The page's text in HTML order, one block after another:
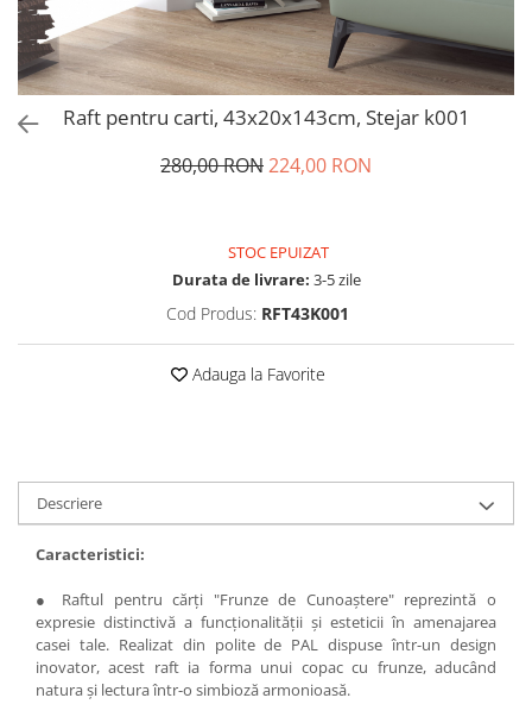
Raft pentru carti, 43x20x143cm, Stejar k001
280,00 RON224,00 RON
STOC EPUIZAT
Durata de livrare: 3-5 zile
Cod Produs: RFT43K001
Adauga la Favorite
Descriere
Caracteristici:
● Raftul pentru cărți "Frunze de Cunoaștere" reprezintă o
expresie distinctivă a funcționalității și esteticii în amenajarea
casei tale. Realizat din polite de PAL dispuse într-un design
inovator, acest raft ia forma unui copac cu frunze, aducând
natura și lectura într-o simbioză armonioasă.